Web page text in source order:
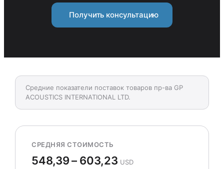
Получить консультацию
Средние показатели поставок товаров пр-ва GP
ACOUSTICS INTERNATIONAL LTD.
СРЕДНЯЯ СТОИМОСТЬ
548,39 – 603,23 USD